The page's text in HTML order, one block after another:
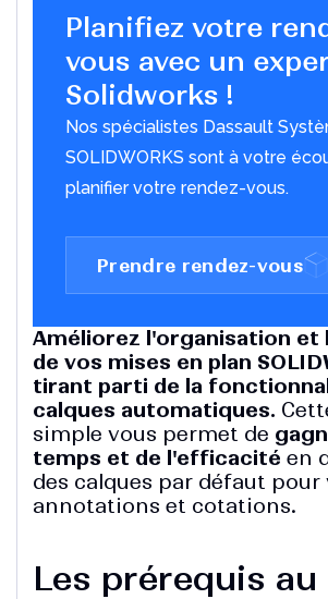
Améliorez la
le Cloud
Découvrez comment les PME
Télécharger le PDF
Les 10 principales
fonctionnalités de
Solidworks
Lire l'article
Améliorez l'organisation et
de vos mises en plan
tirant parti de la
calques automatiques.
simple vous permet de
temps et de l'efficacité en
des calques par défaut pour
annotations et cotations.
Les prérequis au
Planifiez votre
vous avec un
Solidworks !
Nos spécialistes Dassault
SOLIDWORKS sont à votre
planifier votre rendez-vous.
Prendre rendez-vous